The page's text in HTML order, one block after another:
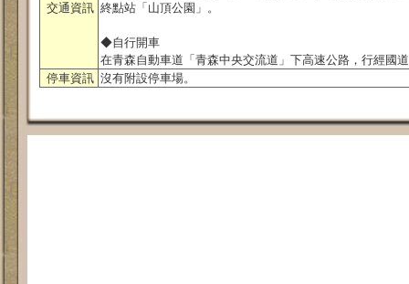
交通資訊 終點站「山頂公園」。
◆自行開車
在青森自動車道「青森中央交流道」下高速公路，行經國
停車資訊 沒有附設停車場。